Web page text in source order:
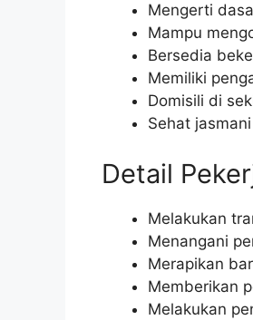
Mengerti
Mampu
Bersedia
Memiliki
Domisili di
Sehat
Detail
Melakukan
Menangani
Merapikan
Memberikan
Melakukan